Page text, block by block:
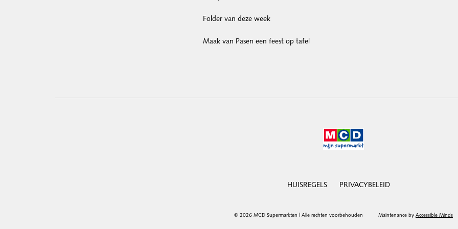
Folder van deze week
Maak van Pasen een feest op tafel
HUISREGELS PRIVACYBELEID
© 2026 MCD Supermarkten | Alle rechten voorbehouden Maintenance by Accessible Minds